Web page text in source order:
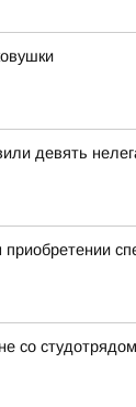
девять
со